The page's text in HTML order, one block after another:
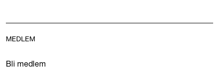
MEDLEM
Bli medlem